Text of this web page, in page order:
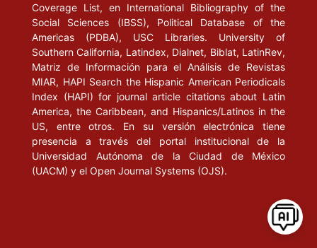
Coverage List, en International Bibliography of the
Social Sciences (IBSS), Political Database of the
Americas (PDBA), USC Libraries. University of
Southern California, Latindex, Dialnet, Biblat, LatinRev,
Matriz de Información para el Análisis de Revistas
MIAR, HAPI Search the Hispanic American Periodicals
Index (HAPI) for journal article citations about Latin
America, the Caribbean, and Hispanics/Latinos in the
US, entre otros. En su versión electrónica tiene
presencia a través del portal institucional de la
Universidad Autónoma de la Ciudad de México
(UACM) y el Open Journal Systems (OJS).